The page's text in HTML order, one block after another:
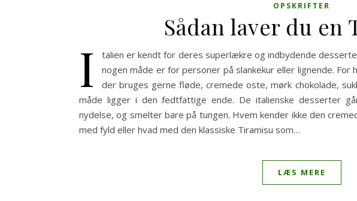
OPSKRIFTER
Sådan laver du en
I
talien er kendt for deres superlækre og indbydende
nogen måde er for personer på slankekur eller lignende.
der bruges gerne fløde, cremede oste, mørk chokolade,
måde ligger i den fedtfattige ende. De italienske desserter
nydelse, og smelter bare på tungen. Hvem kender ikke den
med fyld eller hvad med den klassiske Tiramisu som…
LÆS MERE